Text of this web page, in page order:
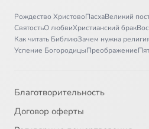
Рождество ХристовоПасхаВеликий
СвятостьО любвиХристианский брак
Как читать БиблиюЗачем нужна
Успение БогородицыПреображение
Благотворительность
Договор оферты